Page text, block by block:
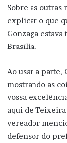
Sobre as outras
explicar o que
Gonzaga
Brasília.
Ao usar a parte,
mostrando as
vossa
aqui de Teixeira
vereador
defensor do